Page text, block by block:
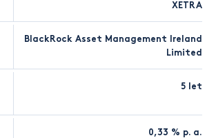
XETRA
BlackRock Asset Management Ireland
Limited
5 let
0,33 % p. a.